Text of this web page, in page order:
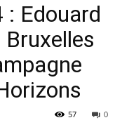
: Edouard
0
57